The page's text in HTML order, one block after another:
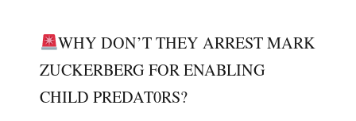
WHY DON’T THEY ARREST MARK
ZUCKERBERG FOR ENABLING
CHILD PREDAT0RS?